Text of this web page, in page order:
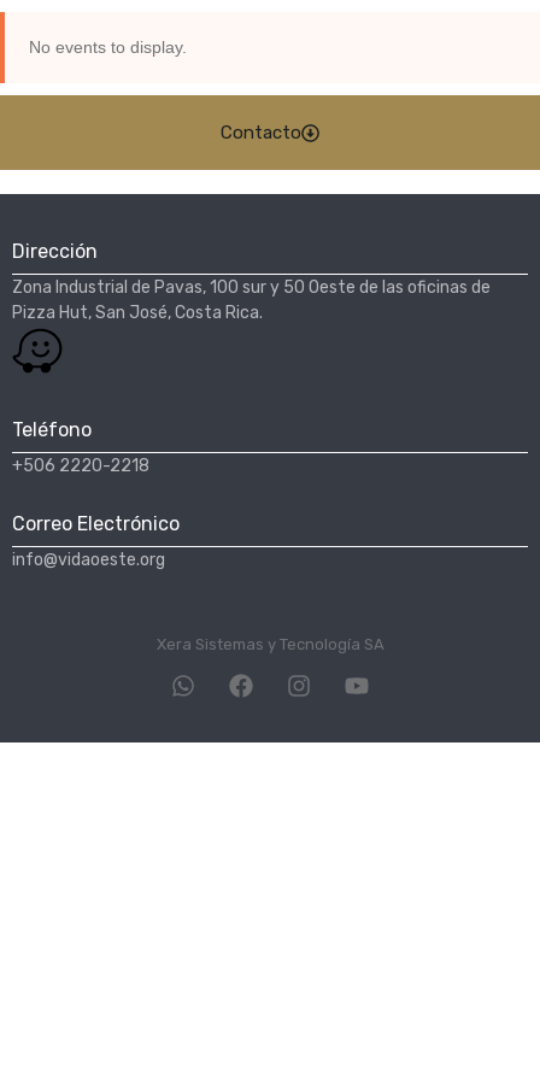
No events to display.
Contacto
Dirección
Zona Industrial de Pavas, 100 sur y 50 Oeste de las oficinas de
Pizza Hut, San José, Costa Rica.​
Teléfono
+506 2220-2218
Correo Electrónico
info@vidaoeste.org
Xera Sistemas y Tecnología SA